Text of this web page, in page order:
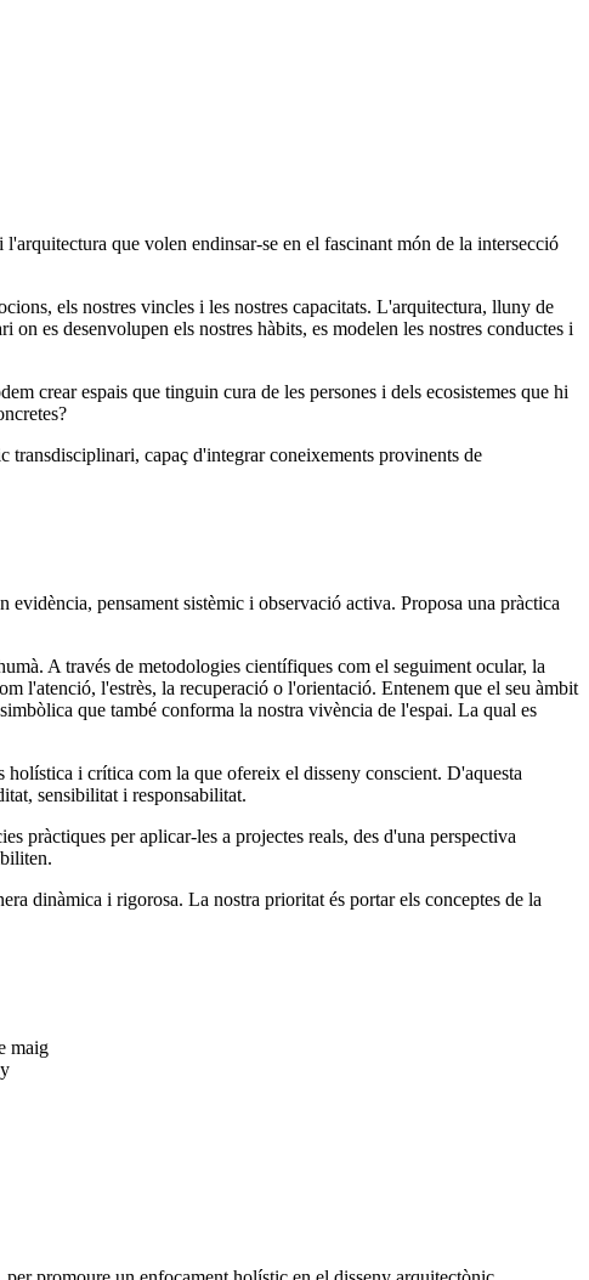
que volen endinsar-se en el fascinant món de la intersecció
els nostres vincles i les nostres capacitats. L'arquitectura, lluny de
es desenvolupen els nostres hàbits, es modelen les nostres conductes i
crear espais que tinguin cura de les persones i dels ecosistemes que hi
transdisciplinari, capaç d'integrar coneixements provinents de
evidència, pensament sistèmic i observació activa. Proposa una pràctica
A través de metodologies científiques com el seguiment ocular, la
l'atenció, l'estrès, la recuperació o l'orientació. Entenem que el seu àmbit
que també conforma la nostra vivència de l'espai. La qual es
i crítica com la que ofereix el disseny conscient. D'aquesta
sensibilitat i responsabilitat.
pràctiques per aplicar-les a projectes reals, des d'una perspectiva
dinàmica i rigorosa. La nostra prioritat és portar els conceptes de la
maig